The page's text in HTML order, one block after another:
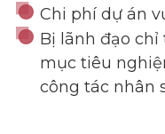
Chi phí dự án
Bị lãnh đạo
mục tiêu
công tác nhân